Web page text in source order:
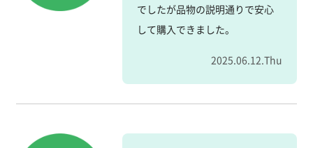
でしたが品物の説明通りで安心
して購入できました。
2025.06.12.Thu